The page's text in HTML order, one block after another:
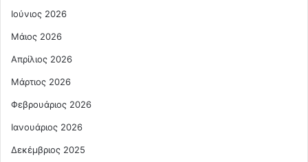
Ιούνιος 2026
Μάιος 2026
Απρίλιος 2026
Μάρτιος 2026
Φεβρουάριος 2026
Ιανουάριος 2026
Δεκέμβριος 2025